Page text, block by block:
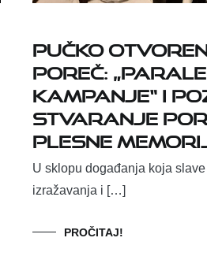
Pučko
Poreč:
kampanje“ i
stvaranje
plesne
U sklopu događanja koja
izražavanja i […]
PROČITAJ!